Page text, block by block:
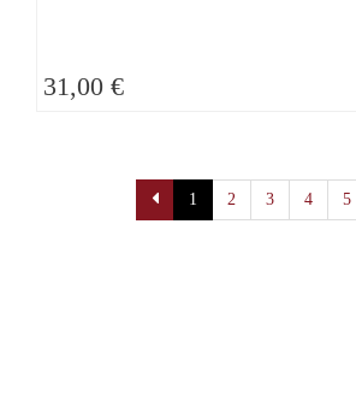
31,00 €
1 2 3 4 5